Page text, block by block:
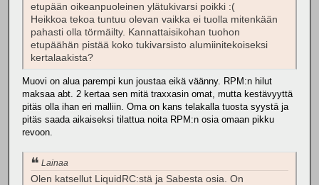
etupään oikeanpuoleinen ylätukivarsi poikki :(
Heikkoa tekoa tuntuu olevan vaikka ei tuolla mitenkään
pahasti olla törmäilty. Kannattaisikohan tuohon
etupäähän pistää koko tukivarsisto alumiinitekoiseksi
kertalaakista?
Muovi on alua parempi kun joustaa eikä väänny. RPM:n hilut
maksaa abt. 2 kertaa sen mitä traxxasin omat, mutta kestävyyttä
pitäs olla ihan eri malliin. Oma on kans telakalla tuosta syystä ja
pitäs saada aikaiseksi tilattua noita RPM:n osia omaan pikku
revoon.
Lainaa
Olen katsellut LiquidRC:stä ja Sabesta osia. On